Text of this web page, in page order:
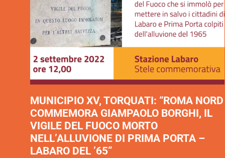
MUNICIPIO XV, TORQUATI: “ROMA NORD
COMMEMORA GIAMPAOLO BORGHI, IL
VIGILE DEL FUOCO MORTO
NELL’ALLUVIONE DI PRIMA PORTA –
LABARO DEL ’65”